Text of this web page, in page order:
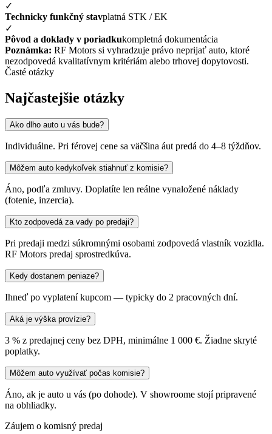
✓
Technicky funkčný stavplatná STK / EK
✓
Pôvod a doklady v poriadkukompletná dokumentácia
Poznámka: RF Motors si vyhradzuje právo neprijať auto, ktoré
nezodpovedá kvalitatívnym kritériám alebo trhovej dopytovosti.
Časté otázky
Najčastejšie otázky
Ako dlho auto u vás bude?
Individuálne. Pri férovej cene sa väčšina áut predá do 4–8 týždňov.
Môžem auto kedykoľvek stiahnuť z komisie?
Áno, podľa zmluvy. Doplatíte len reálne vynaložené náklady
(fotenie, inzercia).
Kto zodpovedá za vady po predaji?
Pri predaji medzi súkromnými osobami zodpovedá vlastník vozidla.
RF Motors predaj sprostredkúva.
Kedy dostanem peniaze?
Ihneď po vyplatení kupcom — typicky do 2 pracovných dní.
Aká je výška provízie?
3 % z predajnej ceny bez DPH, minimálne 1 000 €. Žiadne skryté
poplatky.
Môžem auto využívať počas komisie?
Áno, ak je auto u vás (po dohode). V showroome stojí pripravené
na obhliadky.
Záujem o komisný predaj